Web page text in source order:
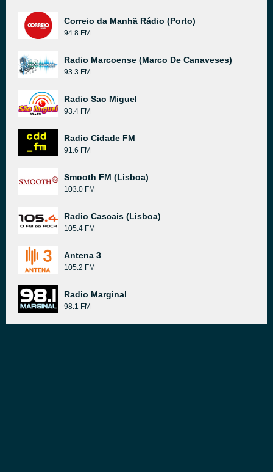
Correio da Manhã Rádio (Porto)
94.8 FM
Radio Marcoense (Marco De Canaveses)
93.3 FM
Radio Sao Miguel
93.4 FM
Radio Cidade FM
91.6 FM
Smooth FM (Lisboa)
103.0 FM
Radio Cascais (Lisboa)
105.4 FM
Antena 3
105.2 FM
Radio Marginal
98.1 FM